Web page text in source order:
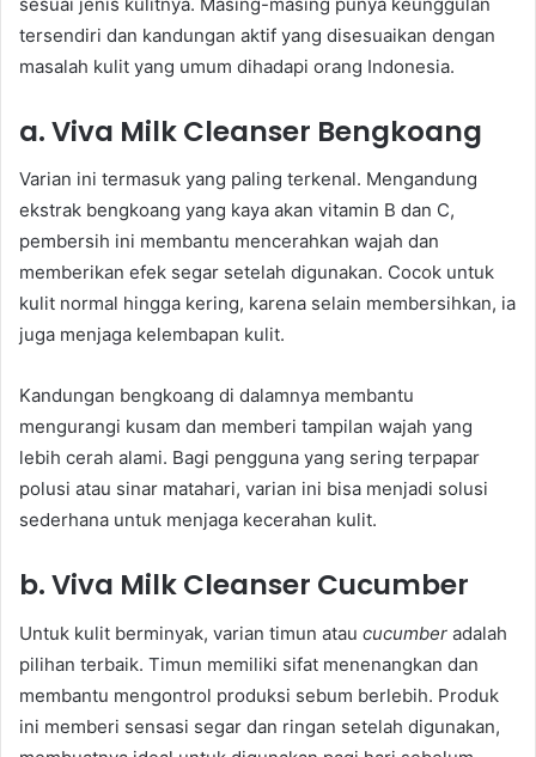
tersendiri dan kandungan aktif yang disesuaikan dengan
masalah kulit yang umum dihadapi orang Indonesia.
a. Viva Milk Cleanser Bengkoang
Varian ini termasuk yang paling terkenal. Mengandung
ekstrak bengkoang yang kaya akan vitamin B dan C,
pembersih ini membantu mencerahkan wajah dan
memberikan efek segar setelah digunakan. Cocok untuk
kulit normal hingga kering, karena selain membersihkan, ia
juga menjaga kelembapan kulit.
Kandungan bengkoang di dalamnya membantu
mengurangi kusam dan memberi tampilan wajah yang
lebih cerah alami. Bagi pengguna yang sering terpapar
polusi atau sinar matahari, varian ini bisa menjadi solusi
sederhana untuk menjaga kecerahan kulit.
b. Viva Milk Cleanser Cucumber
Untuk kulit berminyak, varian timun atau cucumber adalah
pilihan terbaik. Timun memiliki sifat menenangkan dan
membantu mengontrol produksi sebum berlebih. Produk
ini memberi sensasi segar dan ringan setelah digunakan,